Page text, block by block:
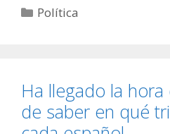
Política
Ha llegado la
de saber en qué